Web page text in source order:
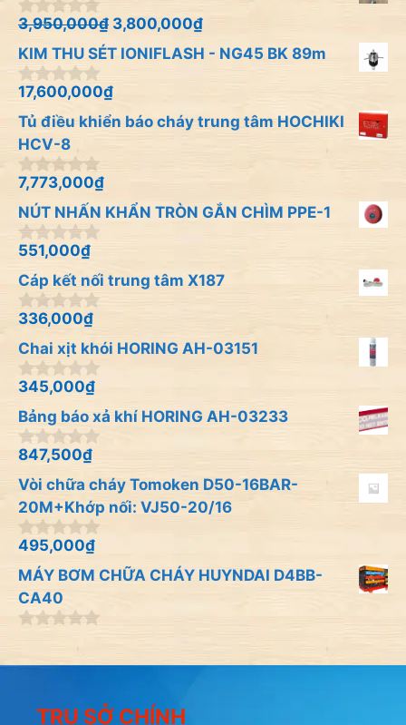
o
à
5
0
n
g
o
à
5
3,950,000₫ 3,800,000₫
KIM THU SÉT IONIFLASH - NG45 BK 89m
0
n
g
o
à
i
5
17,600,000₫
Tủ điều khiển báo cháy trung tâm HOCHIKI
HCV-8
0
n
g
o
à
5
7,773,000₫
NÚT NHẤN KHẨN TRÒN GẮN CHÌM PPE-1
0
n
g
o
à
5
551,000₫
Cáp kết nối trung tâm X187
0
n
g
o
à
5
336,000₫
Chai xịt khói HORING AH-03151
0
n
g
o
à
5
345,000₫
Bảng báo xả khí HORING AH-03233
0
n
g
o
à
i
5
847,500₫
Vòi chữa cháy Tomoken D50-16BAR-
20M+Khớp nối: VJ50-20/16
0
n
g
o
à
i
495,000₫
MÁY BƠM CHỮA CHÁY HUYNDAI D4BB-
CA40
TRỤ SỞ CHÍNH